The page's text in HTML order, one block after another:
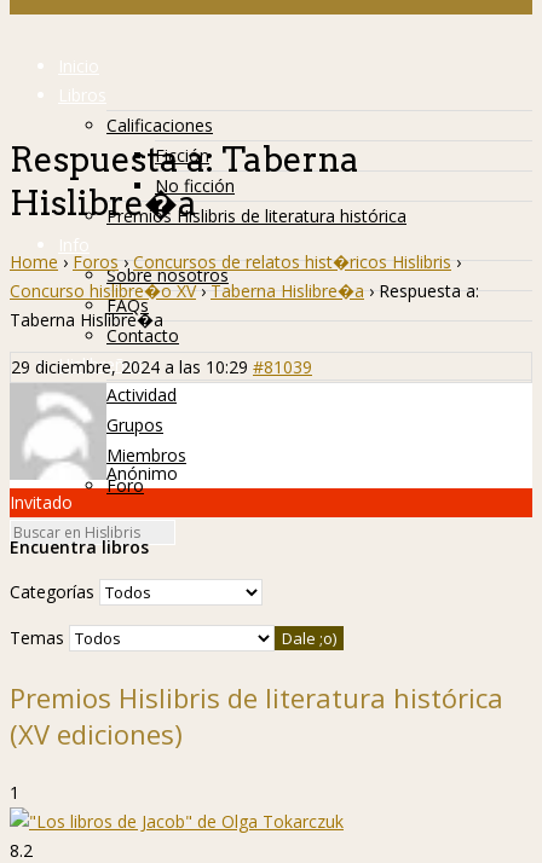
Inicio
Libros
Calificaciones
Ficción
No ficción
Premios Hislibris de literatura histórica
Info
Sobre nosotros
FAQs
Contacto
Hislibreños
Actividad
Grupos
Miembros
Foro
Respuesta a: Taberna
Hislibre�a
Home › Foros › Concursos de relatos hist�ricos Hislibris ›
Concurso hislibre�o XV › Taberna Hislibre�a › Respuesta a:
Taberna Hislibre�a
29 diciembre, 2024 a las 10:29 #81039
Anónimo
Invitado
Encuentra libros
Categorías
Temas
Premios Hislibris de literatura histórica
(XV ediciones)
1
8.2